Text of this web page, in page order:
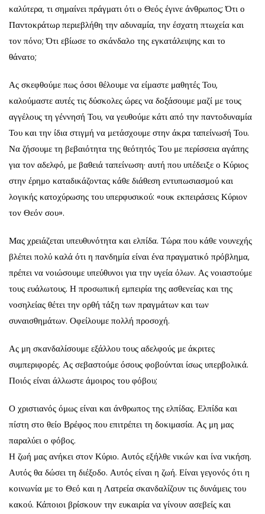
καλύτερα, τι σημαίνει πράγματι ότι ο Θεός έγινε άνθρωπος; Ότι ο
Παντοκράτωρ περιεβλήθη την αδυναμία, την έσχατη πτωχεία και
τον πόνο; Ότι εβίωσε το σκάνδαλο της εγκατάλειψης και το
θάνατο;
Ας σκεφθούμε πως όσοι θέλουμε να είμαστε μαθητές Του,
καλούμαστε αυτές τις δύσκολες ώρες να δοξάσουμε μαζί με τους
αγγέλους τη γέννησή Του, να γευθούμε κάτι από την παντοδυναμία
Του και την ίδια στιγμή να μετάσχουμε στην άκρα ταπείνωσή Του.
Να ζήσουμε τη βεβαιότητα της θεότητός Του με περίσσεια αγάπης
για τον αδελφό, με βαθειά ταπείνωση· αυτή που υπέδειξε ο Κύριος
στην έρημο καταδικάζοντας κάθε διάθεση εντυπωσιασμού και
λογικής κατοχύρωσης του υπερφυσικού: «ουκ εκπειράσεις Κύριον
τον Θεόν σου».
Μας χρειάζεται υπευθυνότητα και ελπίδα. Τώρα που κάθε νουνεχής
βλέπει πολύ καλά ότι η πανδημία είναι ένα πραγματικό πρόβλημα,
πρέπει να νοιώσουμε υπεύθυνοι για την υγεία όλων. Ας νοιαστούμε
τους ευάλωτους. Η προσωπική εμπειρία της ασθενείας και της
νοσηλείας θέτει την ορθή τάξη των πραγμάτων και των
συναισθημάτων. Οφείλουμε πολλή προσοχή.
Ας μη σκανδαλίσουμε εξάλλου τους αδελφούς με άκριτες
συμπεριφορές. Ας σεβαστούμε όσους φοβούνται ίσως υπερβολικά.
Ποιός είναι άλλωστε άμοιρος του φόβου;
Ο χριστιανός όμως είναι και άνθρωπος της ελπίδας. Ελπίδα και
πίστη στο θείο Βρέφος που επιτρέπει τη δοκιμασία. Ας μη μας
παραλύει ο φόβος.
Η ζωή μας ανήκει στον Κύριο. Αυτός εξήλθε νικών και ίνα νικήση.
Αυτός θα δώσει τη διέξοδο. Αυτός είναι η ζωή. Είναι γεγονός ότι η
κοινωνία με το Θεό και η Λατρεία σκανδαλίζουν τις δυνάμεις του
κακού. Κάποιοι βρίσκουν την ευκαιρία να γίνουν ασεβείς και